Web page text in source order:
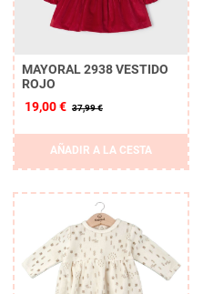
MAYORAL 2938 VESTIDO
ROJO
19,00 € 37,99 €
AÑADIR A LA CESTA